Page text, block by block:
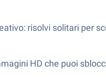
risolvi solitari per
HD che puoi